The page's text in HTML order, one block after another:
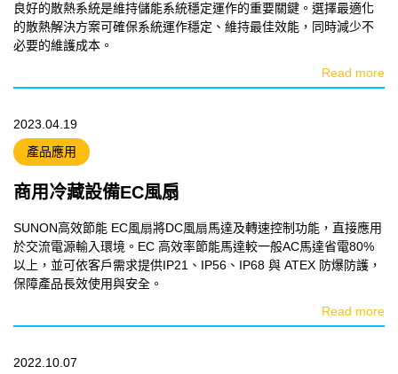
良好的散熱系統是維持儲能系統穩定運作的重要關鍵。選擇最適化
的散熱解決方案可確保系統運作穩定、維持最佳效能，同時減少不
必要的維護成本。
Read more
2023.04.19
產品應用
商用冷藏設備EC風扇
SUNON高效節能 EC風扇將DC風扇馬達及轉速控制功能，直接應用
於交流電源輸入環境。EC 高效率節能馬達較一般AC馬達省電80%
以上，並可依客戶需求提供IP21、IP56、IP68 與 ATEX 防爆防護，
保障產品長效使用與安全。
Read more
2022.10.07